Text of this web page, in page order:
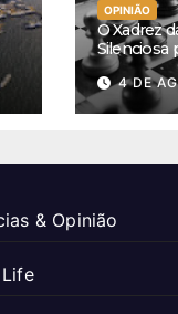
OPINIÃO
O Xadrez
4 DE
& Opinião